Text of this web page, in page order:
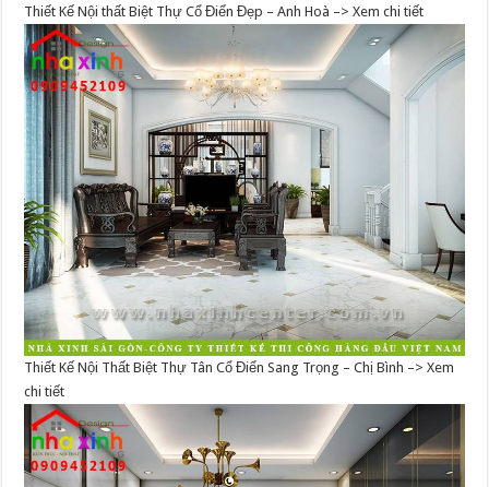
Thiết Kế Nội thất Biệt Thự Cổ Điển Đẹp – Anh Hoà –> Xem chi tiết
Thiết Kế Nội Thất Biệt Thự Tân Cổ Điển Sang Trọng – Chị Bình –> Xem
chi tiết